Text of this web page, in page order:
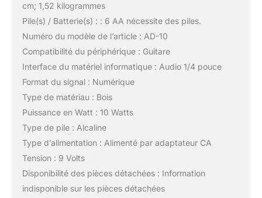
cm; 1,52 kilogrammes
Pile(s) / Batterie(s) : : 6 AA nécessite des piles.
Numéro du modèle de l’article : AD-10
Compatibilité du périphérique : Guitare
Interface du matériel informatique : Audio 1/4 pouce
Format du signal : Numérique
Type de matériau : Bois
Puissance en Watt : 10 Watts
Type de pile : Alcaline
Type d’alimentation : Alimenté par adaptateur CA
Tension : 9 Volts
Disponibilité des pièces détachées : Information
indisponible sur les pièces détachées